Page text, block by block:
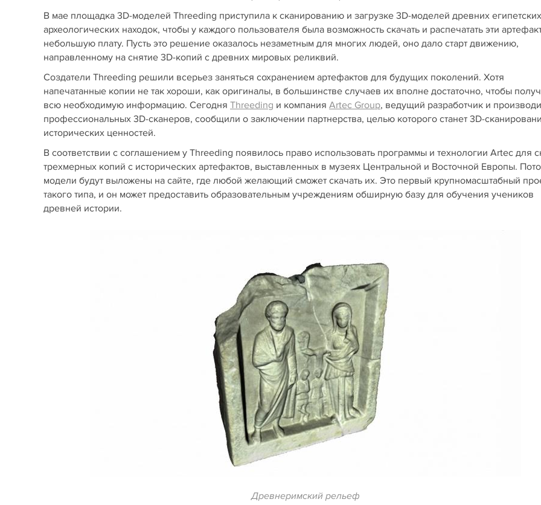
В мае площадка 3D-моделей Threeding приступила к сканированию и загрузке 3D-моделей древних египетских
археологических находок, чтобы у каждого пользователя была возможность скачать и распечатать эти
небольшую плату. Пусть это решение оказалось незаметным для многих людей, оно дало старт движению,
направленному на снятие 3D-копий с древних мировых реликвий.
Создатели Threeding решили всерьез заняться сохранением артефактов для будущих поколений. Хотя
напечатанные копии не так хороши, как оригиналы, в большинстве случаев их вполне достаточно, чтобы
всю необходимую информацию. Сегодня Threeding и компания Artec Group, ведущий разработчик и
профессиональных 3D-сканеров, сообщили о заключении партнерства, целью которого станет 3D-
исторических ценностей.
В соответствии с соглашением у Threeding появилось право использовать программы и технологии Artec для
трехмерных копий с исторических артефактов, выставленных в музеях Центральной и Восточной Европы.
модели будут выложены на сайте, где любой желающий сможет скачать их. Это первый крупномасштабный
такого типа, и он может предоставить образовательным учреждениям обширную базу для обучения учеников
древней истории.
Древнеримский рельеф